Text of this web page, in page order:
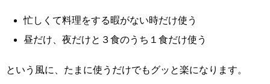
忙しくて料理をする暇がない時だけ使う
昼だけ、夜だけと３食のうち１食だけ使う
という風に、たまに使うだけでもグッと楽になります。